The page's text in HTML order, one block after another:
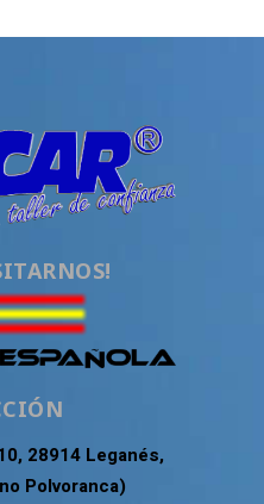
28914 Leganés,
Polvoranca)